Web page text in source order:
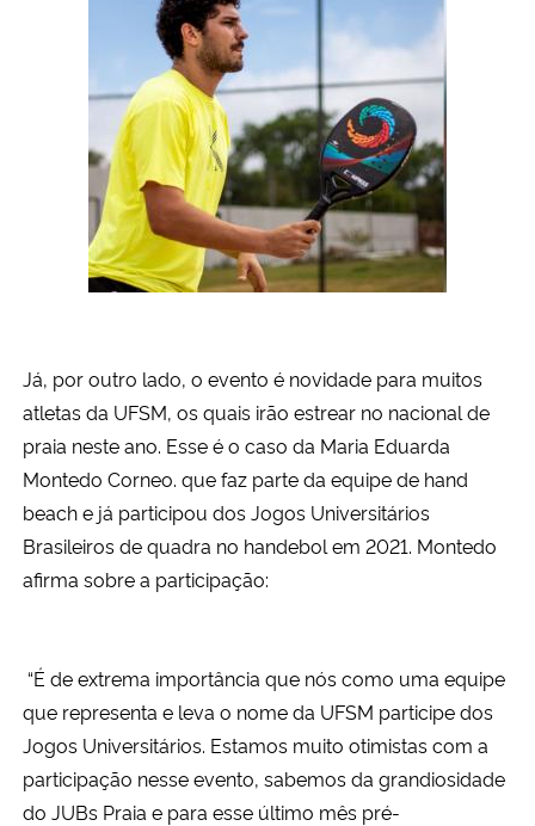
Já, por outro lado, o evento é novidade para muitos
atletas da UFSM, os quais irão estrear no nacional de
praia neste ano. Esse é o caso da Maria Eduarda
Montedo Corneo. que faz parte da equipe de hand
beach e já participou dos Jogos Universitários
Brasileiros de quadra no handebol em 2021. Montedo
afirma sobre a participação:
“É de extrema importância que nós como uma equipe
que representa e leva o nome da UFSM participe dos
Jogos Universitários. Estamos muito otimistas com a
participação nesse evento, sabemos da grandiosidade
do JUBs Praia e para esse último mês pré-